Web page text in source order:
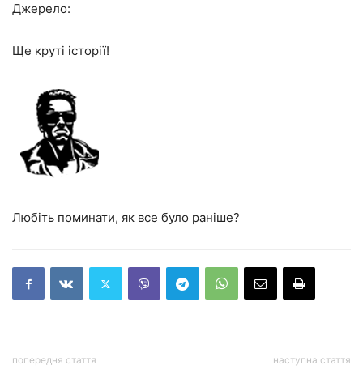
Джерело:
Ще круті історії!
Любіть поминати, як все було раніше?
попередня стаття наступна стаття